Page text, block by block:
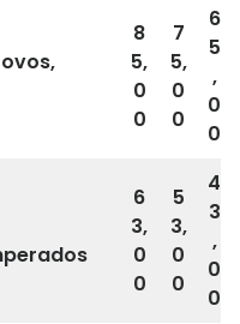
8
5,
0
0
7
5,
0
0
6
5
,
0
0
6
3,
0
0
5
3,
0
0
4
3
,
0
0